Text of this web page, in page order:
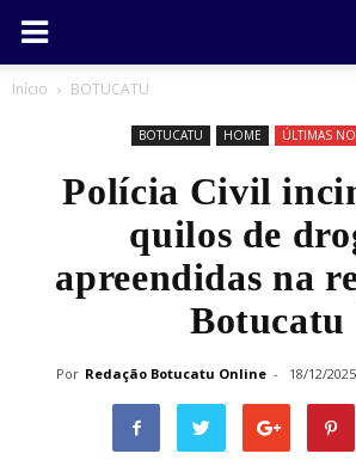
Início BOTUCATU
BOTUCATU HOME ÚLTIMAS
Polícia Civil
quilos de
apreendidas na
Botucatu
Por Redação Botucatu Online - 18/12/2025